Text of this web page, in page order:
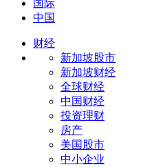
国际
中国
财经
新加坡股市
新加坡财经
全球财经
中国财经
投资理财
房产
美国股市
中小企业